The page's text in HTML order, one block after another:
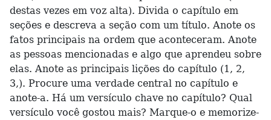
destas vezes em voz alta). Divida o capítulo em
seções e descreva a seção com um título. Anote os
fatos principais na ordem que aconteceram. Anote
as pessoas mencionadas e algo que aprendeu sobre
elas. Anote as principais lições do capítulo (1, 2,
3,). Procure uma verdade central no capítulo e
anote-a. Há um versículo chave no capítulo? Qual
versículo você gostou mais? Marque-o e memorize-